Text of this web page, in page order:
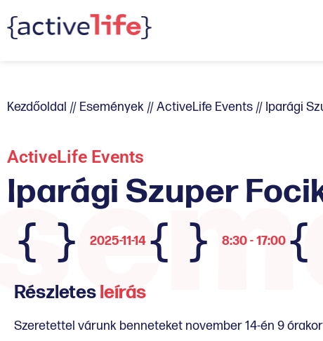
Kezdőoldal // Események //ActiveLife Events // Iparági
ActiveLife Events
Iparági Szuper
2025-11-14 8:30 - 17:00
Részletesleírás
Szeretettel várunk benneteket november 14-én 9